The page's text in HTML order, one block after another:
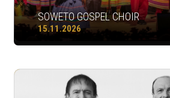
SOWETO GOSPEL CHOIR
15.11.2026